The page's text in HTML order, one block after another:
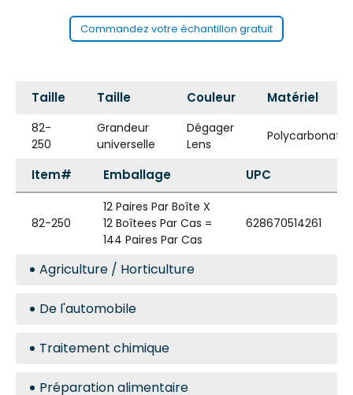
Commandez votre échantillon gratuit
Taille Taille Couleur Matériel
82-
250
Grandeur
universelle
Dégager
Lens
Polycarbonate
Item# Emballage UPC
82-250
12 Paires Par Boîte X
12 Boîtees Par Cas =
144 Paires Par Cas
628670514261
Agriculture / Horticulture
De l'automobile
Traitement chimique
Préparation alimentaire